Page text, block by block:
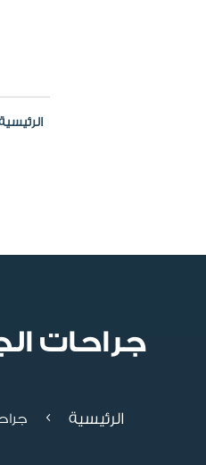
جراحات
الرئيسية 4